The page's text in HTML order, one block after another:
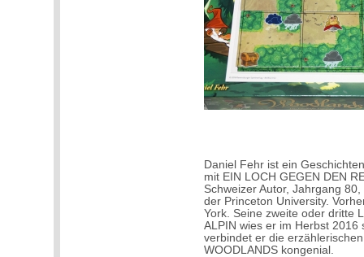
Daniel Fehr ist ein
mit EIN LOCH GEGEN DEN
Schweizer Autor, Jahrgang
der Princeton University.
York. Seine zweite oder dritte
ALPIN wies er im Herbst
verbindet er die
WOODLANDS kongenial.